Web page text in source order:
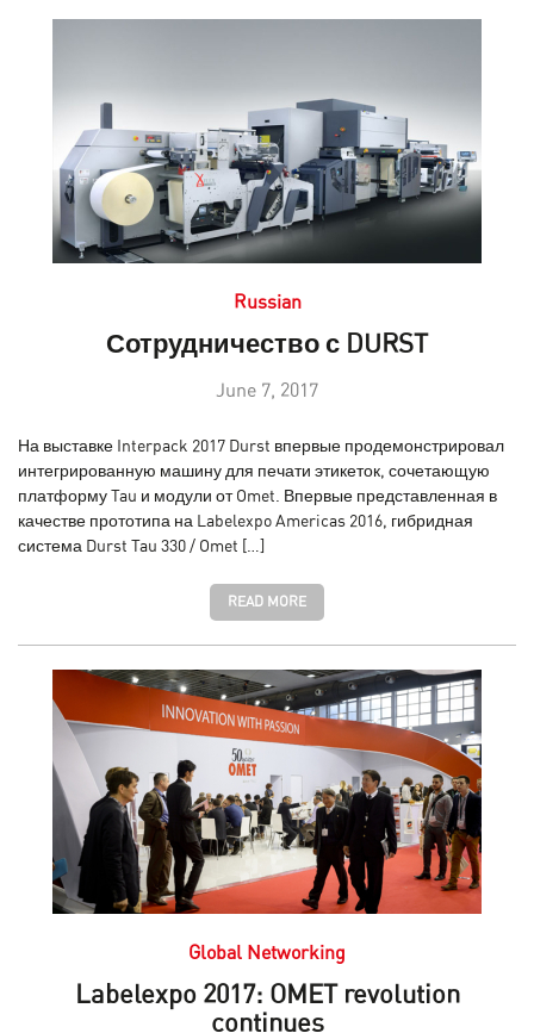
Russian
Сотрудничество с DURST
June 7, 2017
На выставке Interpack 2017 Durst впервые продемонстрировал
интегрированную машину для печати этикеток, сочетающую
платформу Tau и модули от Omet. Впервые представленная в
качестве прототипа на Labelexpo Americas 2016, гибридная
система Durst Tau 330 / Omet […]
READ MORE
Global Networking
Labelexpo 2017: OMET revolution
continues